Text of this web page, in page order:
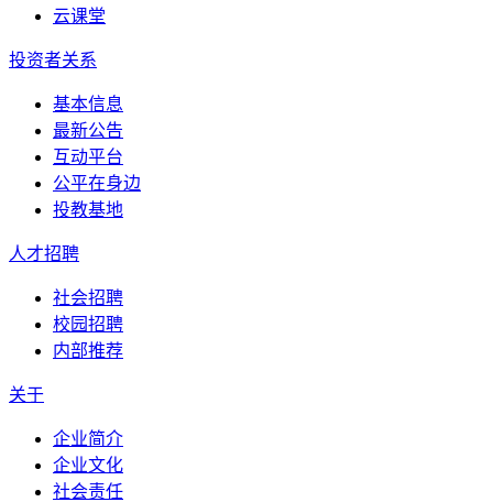
云课堂
投资者关系
基本信息
最新公告
互动平台
公平在身边
投教基地
人才招聘
社会招聘
校园招聘
内部推荐
关于
企业简介
企业文化
社会责任